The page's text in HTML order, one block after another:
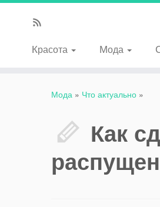
Красота Мода
Мода » Что актуально »
Как